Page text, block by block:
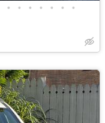
• • • • • • •